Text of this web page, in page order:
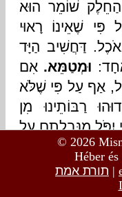
© 2026
Héber
תורת אמת |